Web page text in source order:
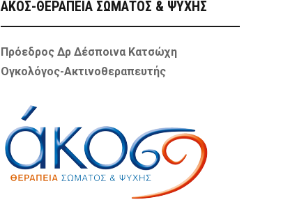
ΑΚΟΣ-ΘΕΡΑΠΕΙΑ ΣΩΜΑΤΟΣ & ΨΥΧΗΣ
Πρόεδρος Δρ Δέσποινα Κατσώχη
Ογκολόγος-Ακτινοθεραπευτής